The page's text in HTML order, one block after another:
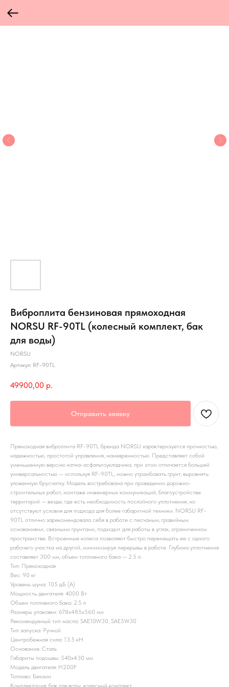
Виброплита бензиновая прямоходная
NORSU RF-90TL (колесный комплект, бак
для воды)
NORSU
Артикул: RF-90TL
49900,00 р.
Отправить заявку
Прямоходная виброплита RF-90TL бренда NORSU характеризуется прочностью,
надежностью, простотой управления, маневренностью. Представляет собой
уменьшенную версию катка-асфальтоукладчика, при этом отличается большей
универсальностью — используя RF-90TL, можно утрамбовать грунт, выровнять
уложенную брусчатку. Модель востребована при проведении дорожно-
строительных работ, монтаже инженерных коммуникаций, благоустройстве
территорий — везде, где есть необходимость послойного уплотнения, но
отсутствуют условия для подхода для более габаритной техники. NORSU RF-
90TL отлично зарекомендовала себя в работе с песчаным, гравийным
основаниями, связными грунтами, подходит для работы в углах, ограниченном
пространстве. Встроенные колеса позволяют быстро перемещать ее с одного
рабочего участка на другой, минимизируя перерывы в работе. Глубина уплотнения
составляет 300 мм, объем топливного бака — 2.5 л.
Тип: Прямоходная
Вес: 90 кг
Уровень шума: 105 дБ (А)
Мощность двигателя: 4000 Вт
Объем топливного бака: 2.5 л
Размеры упаковки: 678x485x560 мм
Рекомендуемый тип масла: SAE10W30, SAE5W30
Тип запуска: Ручной
Центробежная сила: 13.5 кН
Основание: Сталь
Габариты подошвы: 540x430 мм
Модель двигателя: H200F
Топливо: Бензин
Комплектация: бак для воды, колесный комплект